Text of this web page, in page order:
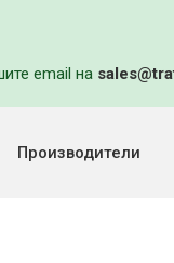
email на
Производители